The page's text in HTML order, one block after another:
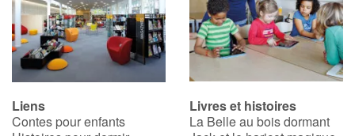
Liens
Contes pour enfants
Livres et histoires
La Belle au bois dormant